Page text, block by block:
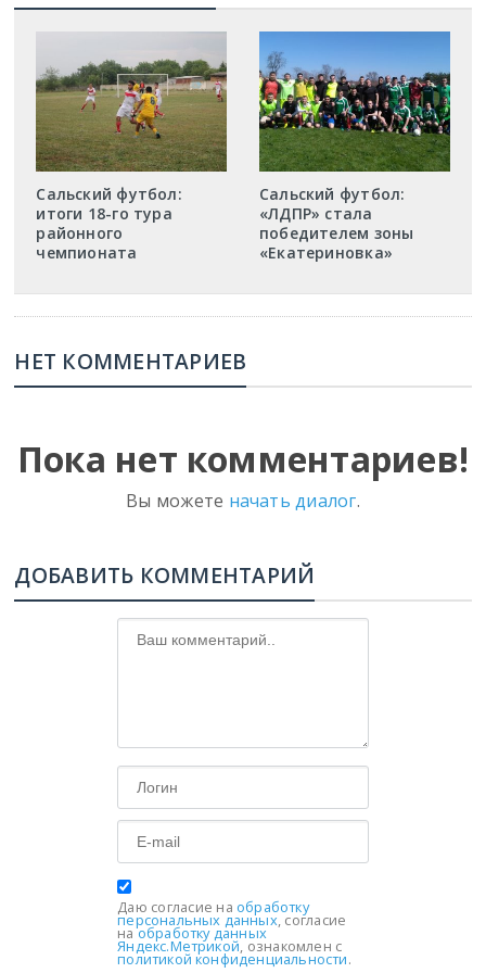
Сальский футбол:
итоги 18-го тура
районного
чемпионата
Сальский футбол:
«ЛДПР» стала
победителем зоны
«Екатериновка»
НЕТ КОММЕНТАРИЕВ
Пока нет комментариев!
Вы можете начать диалог.
ДОБАВИТЬ КОММЕНТАРИЙ
Даю согласие на обработку
персональных данных, согласие
наобработку данных
Яндекс.Метрикой, ознакомлен с
политикой конфиденциальности.